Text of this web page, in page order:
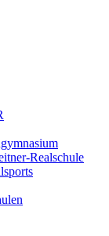
Realschule